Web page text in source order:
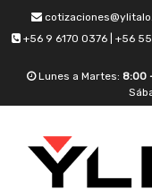
+56 9 6170 0376 | +56
Lunes a Martes: 8:00